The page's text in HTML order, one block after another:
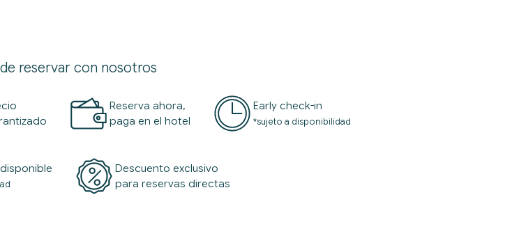
reservar con nosotros
Reserva ahora,
paga en el hotel
Early check-in
*sujeto a disponibilidad
Descuento exclusivo
para reservas directas